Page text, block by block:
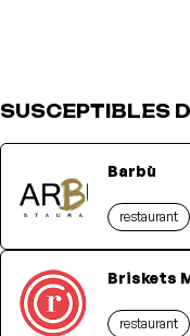
SUSCEPTIBLES
Barbù
restaurant
Briskets
restaurant